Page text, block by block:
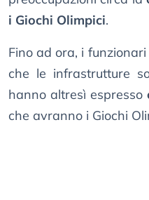
i Giochi Olimpici.
Fino ad ora, i
che le infrastrutture
hanno altresì espresso
che avranno i Giochi